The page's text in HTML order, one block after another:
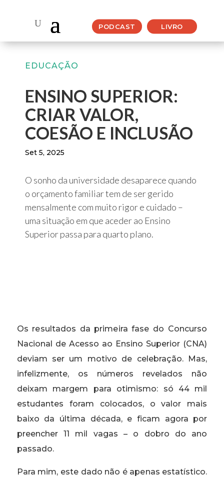
PODCAST LIVRO
EDUCAÇÃO
ENSINO SUPERIOR:
CRIAR VALOR,
COESÃO E INCLUSÃO
Set 5, 2025
O sonho da universidade desaparece quando
o orçamento familiar tem de ser gerido
mensalmente com muito rigor e cuidado –
uma situação em que aceder ao Ensino
Superior passa para quarto plano.
Os resultados da primeira fase do Concurso
Nacional de Acesso ao Ensino Superior (CNA)
deviam ser um motivo de celebração. Mas,
infelizmente, os números revelados não
deixam margem para otimismo: só 44 mil
estudantes foram colocados, o valor mais
baixo da última década, e ficam agora por
preencher 11 mil vagas – o dobro do ano
passado.
Para mim, este dado não é apenas estatístico.